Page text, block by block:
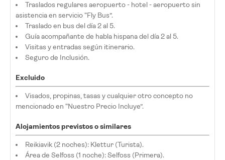
Traslados regulares aeropuerto - hotel - aeropuerto sin
asistencia en servicio “Fly Bus”.
Traslado en bus del día 2 al 5.
Guía acompañante de habla hispana del día 2 al 5.
Visitas y entradas según itinerario.
Seguro de Inclusión.
Excluido
Visados, propinas, tasas y cualquier otro concepto no
mencionado en “Nuestro Precio Incluye”.
Alojamientos previstos o similares
Reikiavik (2 noches): Klettur (Turista).
Área de Selfoss (1 noche): Selfoss (Primera).